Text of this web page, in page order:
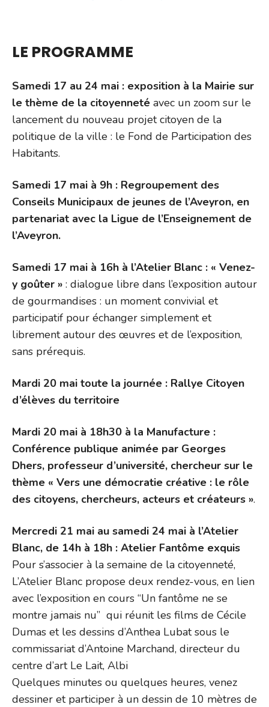
LE PROGRAMME
Samedi 17 au 24 mai : exposition à la Mairie sur
le thème de la citoyenneté avec un zoom sur le
lancement du nouveau projet citoyen de la
politique de la ville : le Fond de Participation des
Habitants.
Samedi 17 mai à 9h : Regroupement des
Conseils Municipaux de jeunes de l’Aveyron, en
partenariat avec la Ligue de l’Enseignement de
l’Aveyron.
Samedi 17 mai à 16h à l’Atelier Blanc : « Venez-
y goûter » : dialogue libre dans l’exposition autour
de gourmandises : un moment convivial et
participatif pour échanger simplement et
librement autour des œuvres et de l’exposition,
sans prérequis.
Mardi 20 mai toute la journée : Rallye Citoyen
d’élèves du territoire
Mardi 20 mai à 18h30 à la Manufacture :
Conférence publique animée par Georges
Dhers, professeur d’université, chercheur sur le
thème « Vers une démocratie créative : le rôle
des citoyens, chercheurs, acteurs et créateurs ».
Mercredi 21 mai au samedi 24 mai à l’Atelier
Blanc, de 14h à 18h : Atelier Fantôme exquis
Pour s’associer à la semaine de la citoyenneté,
L’Atelier Blanc propose deux rendez-vous, en lien
avec l’exposition en cours “Un fantôme ne se
montre jamais nu” qui réunit les films de Cécile
Dumas et les dessins d’Anthea Lubat sous le
commissariat d’Antoine Marchand, directeur du
centre d’art Le Lait, Albi
Quelques minutes ou quelques heures, venez
dessiner et participer à un dessin de 10 mètres de